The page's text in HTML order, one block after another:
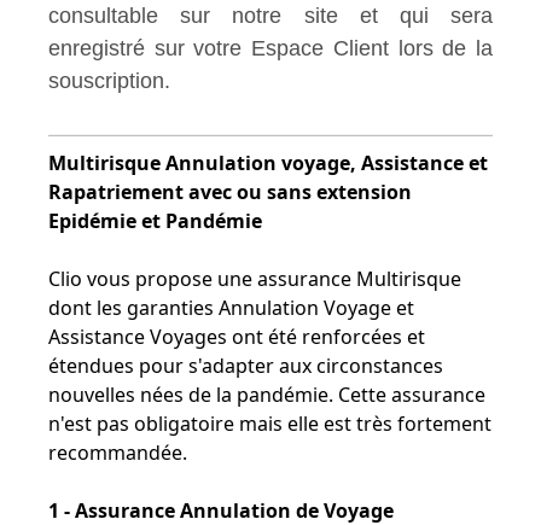
consultable sur notre site et qui sera
enregistré sur votre Espace Client lors de la
souscription.
Multirisque Annulation voyage, Assistance et
Rapatriement avec ou sans extension
Epidémie et Pandémie
Clio vous propose une assurance Multirisque
dont les garanties Annulation Voyage et
Assistance Voyages ont été renforcées et
étendues pour s'adapter aux circonstances
nouvelles nées de la pandémie. Cette assurance
n'est pas obligatoire mais elle est très fortement
recommandée.
1 - Assurance Annulation de Voyage